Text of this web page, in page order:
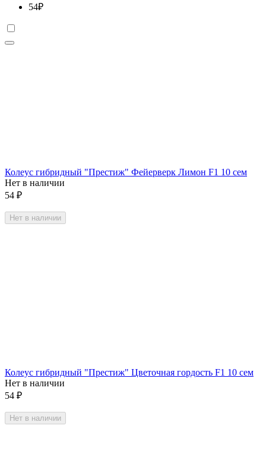
54₽
Колеус гибридный "Престиж" Фейерверк Лимон F1 10 сем
Нет в наличии
54 ₽
Нет в наличии
Колеус гибридный "Престиж" Цветочная гордость F1 10 сем
Нет в наличии
54 ₽
Нет в наличии